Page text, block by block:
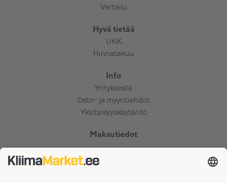
Vertailu
Hyvä tietää
UKK
Hinnatakuu
Info
Yrityksestä
Osto- ja myyntiehdot
Yksityisyyskäytäntö
Maksutiedot